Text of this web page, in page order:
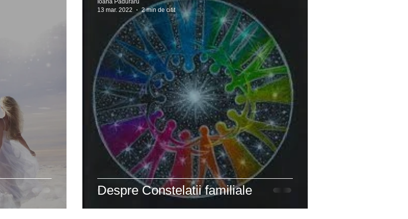
Despre Constelatii familiale
Ioana Paduraru
13 mar. 2022
2 min de citit